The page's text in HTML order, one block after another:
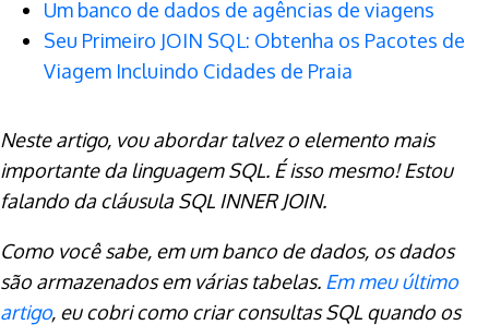
Um banco de dados de agências de viagens
Seu Primeiro JOIN SQL: Obtenha os Pacotes de
Viagem Incluindo Cidades de Praia
Neste artigo, vou abordar talvez o elemento mais
importante da linguagem SQL. É isso mesmo! Estou
falando da cláusula SQL INNER JOIN.
Como você sabe, em um banco de dados, os dados
são armazenados em várias tabelas. Em meu último
artigo, eu cobri como criar consultas SQL quando os